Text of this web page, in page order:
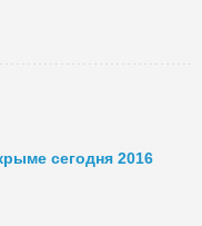
сегодня 2016